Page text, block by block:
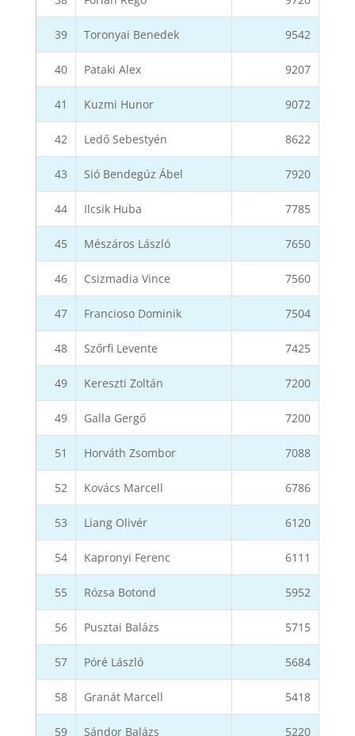
39 Toronyai Benedek 9542
40 Pataki Alex 9207
41 Kuzmi Hunor 9072
42 Ledő Sebestyén 8622
43 Sió Bendegúz Ábel 7920
44 Ilcsik Huba 7785
45 Mészáros László 7650
46 Csizmadia Vince 7560
47 Francioso Dominik 7504
48 Szőrfi Levente 7425
49 Kereszti Zoltán 7200
49 Galla Gergő 7200
51 Horváth Zsombor 7088
52 Kovács Marcell 6786
53 Liang Olivér 6120
54 Kapronyi Ferenc 6111
55 Rózsa Botond 5952
56 Pusztai Balázs 5715
57 Póré László 5684
58 Granát Marcell 5418
59 Sándor Balázs 5220